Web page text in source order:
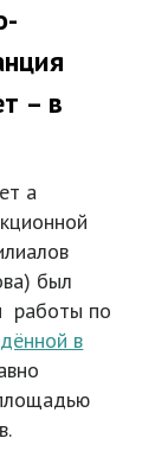
– в
а
был
работы по
в